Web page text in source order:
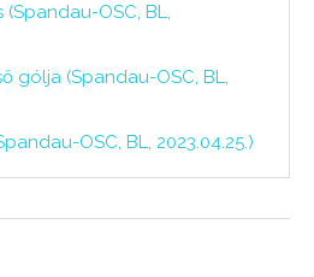
OSC, BL,
gólja (Spandau-OSC, BL,
OSC, BL, 2023.04.25.)